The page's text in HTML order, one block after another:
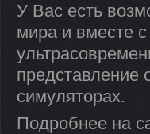
У Вас есть
мира и вместе с
представление
симуляторах.
Подробнее на